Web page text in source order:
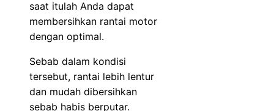
saat itulah Anda dapat
membersihkan rantai motor
dengan optimal.
Sebab dalam kondisi
tersebut, rantai lebih lentur
dan mudah dibersihkan
sebab habis berputar.